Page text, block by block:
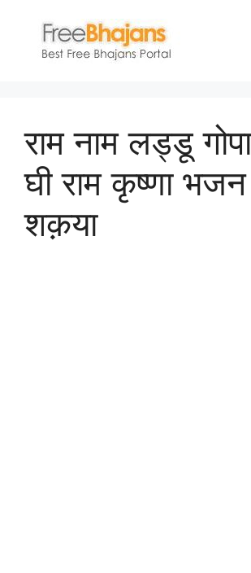
content
राम नाम लड्डू
घी राम कृष्णा भजन
शक़या